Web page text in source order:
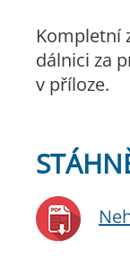
Kompletní
dálnici za
v příloze.